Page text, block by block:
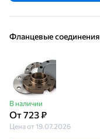
Фланцевые соединения
В наличии
От 723 ₽
Цена от 19.07.2026